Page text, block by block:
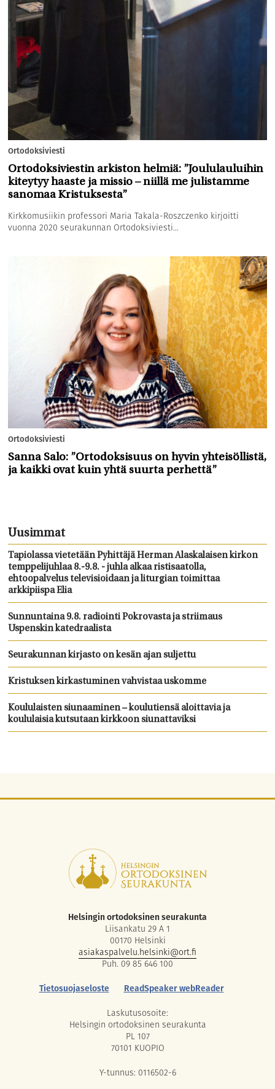
Ortodoksiviesti
Ortodoksiviestin arkiston helmiä: ”Joululauluihin
kiteytyy haaste ja missio – niillä me julistamme
sanomaa Kristuksesta”
Kirkkomusiikin professori Maria Takala-Roszczenko kirjoitti
vuonna 2020 seurakunnan Ortodoksiviesti...
Ortodoksiviesti
Sanna Salo: ”Ortodoksisuus on hyvin yhteisöllistä,
ja kaikki ovat kuin yhtä suurta perhettä”
Uusimmat
Tapiolassa vietetään Pyhittäjä Herman Alaskalaisen kirkon
temppelijuhlaa 8.-9.8. - juhla alkaa ristisaatolla,
ehtoopalvelus televisioidaan ja liturgian toimittaa
arkkipiispa Elia
Sunnuntaina 9.8. radiointi Pokrovasta ja striimaus
Uspenskin katedraalista
Seurakunnan kirjasto on kesän ajan suljettu
Kristuksen kirkastuminen vahvistaa uskomme
Koululaisten siunaaminen – koulutiensä aloittavia ja
koululaisia kutsutaan kirkkoon siunattaviksi
Helsingin ortodoksinen seurakunta
Liisankatu 29 A 1
00170 Helsinki
asiakaspalvelu.helsinki@ort.fi
Puh. 09 85 646 100
Tietosuojaseloste
ReadSpeaker webReader
Laskutusosoite:
Helsingin ortodoksinen seurakunta
PL 107
70101 KUOPIO
Y-tunnus: 0116502-6